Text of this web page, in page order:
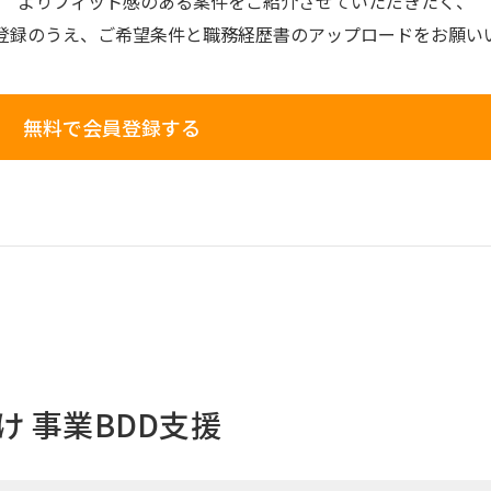
のうえ、 ご希望条件と職務経歴書のアップロードをお願い
無料で会員登録する
事業BDD支援